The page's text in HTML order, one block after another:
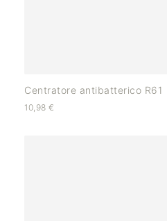
Centratore antibatterico R61
10,98 €